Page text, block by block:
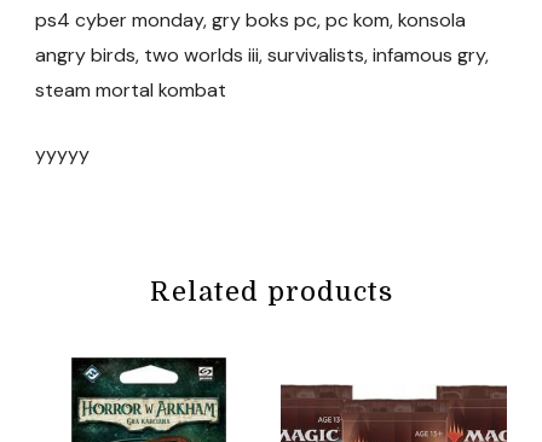
ps4 cyber monday, gry boks pc, pc kom, konsola
angry birds, two worlds iii, survivalists, infamous gry,
steam mortal kombat
yyyyy
Related products